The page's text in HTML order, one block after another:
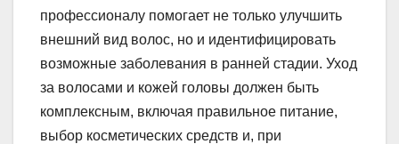
профессионалу помогает не только улучшить
внешний вид волос, но и идентифицировать
возможные заболевания в ранней стадии. Уход
за волосами и кожей головы должен быть
комплексным, включая правильное питание,
выбор косметических средств и, при